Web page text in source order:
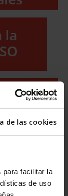
de las cookies
para facilitar la
de uso